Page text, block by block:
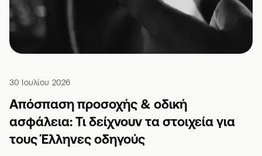
30 Ιουλίου 2026
Απόσπαση προσοχής & οδική
ασφάλεια: Τι δείχνουν τα στοιχεία για
τους Έλληνες οδηγούς